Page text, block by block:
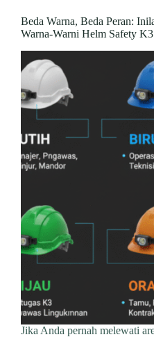
Beda Warna, Beda Peran:
Warna-Warni Helm Safety K3
Jika Anda pernah melewati